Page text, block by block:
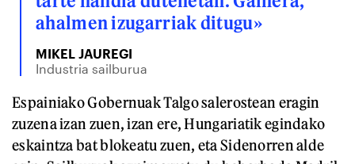
ahalmen izugarriak ditugu»
MIKEL JAUREGI
Industria sailburua
Espainiako Gobernuak Talgo salerostean eragin
zuzena izan zuen, izan ere, Hungariatik egindako
eskaintza bat blokeatu zuen, eta Sidenorren alde